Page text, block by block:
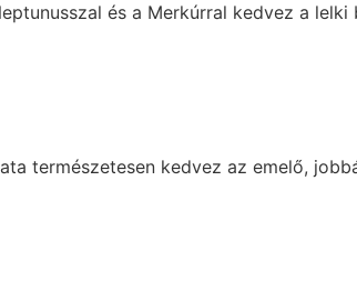
és a Merkúrral kedvez a
természetesen kedvez az emelő,